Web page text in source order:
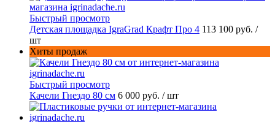
Быстрый просмотр
Детская площадка IgraGrad Крафт Про 4 113 100 руб. /
шт
Хиты продаж
Быстрый просмотр
Качели Гнездо 80 см 6 000 руб. / шт